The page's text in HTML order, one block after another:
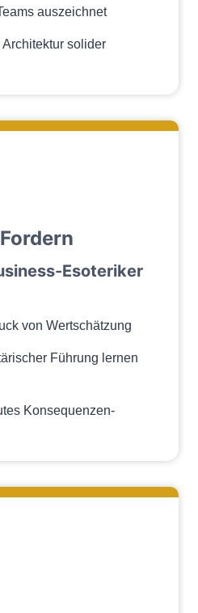
auszeichnet
solider
Esoteriker
von Wertschätzung
Führung lernen
Konsequenzen-